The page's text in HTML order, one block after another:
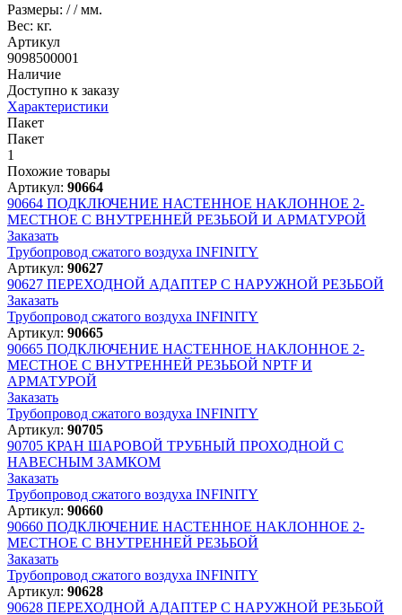
Размеры: //мм.
Вес: кг.
Артикул
9098500001
Наличие
Доступно к заказу
Характеристики
Пакет
Пакет
1
Похожие товары
Артикул: 90664
90664 ПОДКЛЮЧЕНИЕ НАСТЕННОЕ НАКЛОННОЕ 2-
МЕСТНОЕ С ВНУТРЕННЕЙ РЕЗЬБОЙ И АРМАТУРОЙ
Заказать
Трубопровод сжатого воздуха INFINITY
Артикул: 90627
90627 ПЕРЕХОДНОЙ АДАПТЕР С НАРУЖНОЙ РЕЗЬБОЙ
Заказать
Трубопровод сжатого воздуха INFINITY
Артикул: 90665
90665 ПОДКЛЮЧЕНИЕ НАСТЕННОЕ НАКЛОННОЕ 2-
МЕСТНОЕ С ВНУТРЕННЕЙ РЕЗЬБОЙ NPTF И
АРМАТУРОЙ
Заказать
Трубопровод сжатого воздуха INFINITY
Артикул: 90705
90705 КРАН ШАРОВОЙ ТРУБНЫЙ ПРОХОДНОЙ С
НАВЕСНЫМ ЗАМКОМ
Заказать
Трубопровод сжатого воздуха INFINITY
Артикул: 90660
90660 ПОДКЛЮЧЕНИЕ НАСТЕННОЕ НАКЛОННОЕ 2-
МЕСТНОЕ С ВНУТРЕННЕЙ РЕЗЬБОЙ
Заказать
Трубопровод сжатого воздуха INFINITY
Артикул: 90628
90628 ПЕРЕХОДНОЙ АДАПТЕР С НАРУЖНОЙ РЕЗЬБОЙ